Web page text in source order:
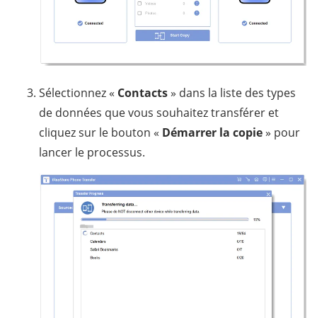
Sélectionnez « Contacts» dans la liste des types
de données que vous souhaitez transférer et
cliquez sur le bouton « Démarrer la copie» pour
lancer le processus.